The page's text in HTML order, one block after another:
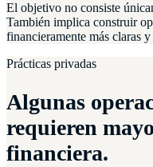
El objetivo no consiste
También implica construir
financieramente más claras
Prácticas privadas
Algunas
requieren
financiera.